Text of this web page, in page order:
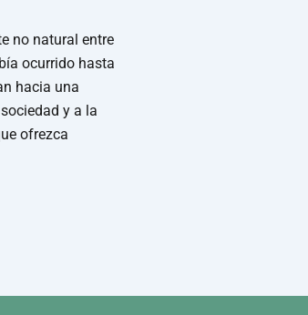
no natural entre
ocurrido hasta
hacia una
y a la
ofrezca